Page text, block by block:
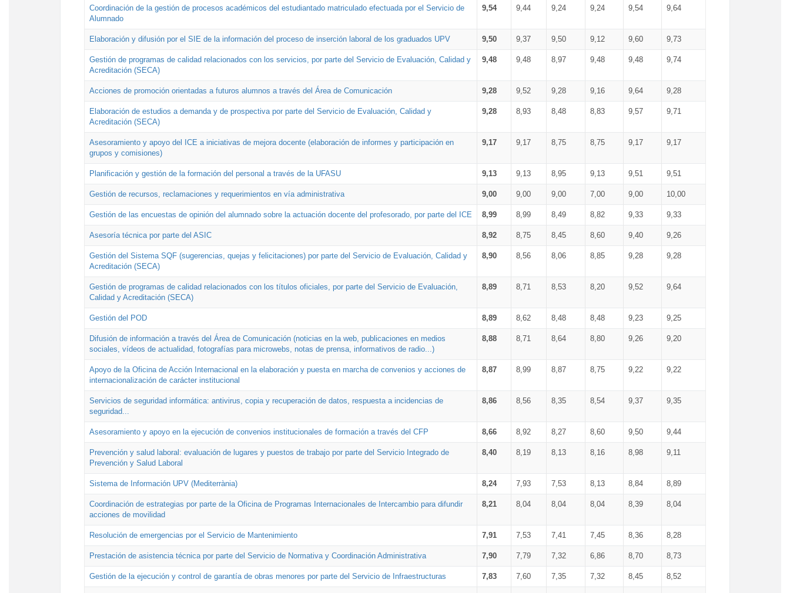
Coordinación de la gestión de procesos académicos del estudiantado matriculado efectuada por el Servicio de
Alumnado
9,54 9,44 9,24 9,24 9,54 9,64
Elaboración y difusión por el SIE de la información del proceso de inserción laboral de los graduados UPV 9,50 9,37 9,50 9,12 9,60 9,73
Gestión de programas de calidad relacionados con los servicios, por parte del Servicio de Evaluación, Calidad y
Acreditación (SECA)
9,48 9,48 8,97 9,48 9,48 9,74
Acciones de promoción orientadas a futuros alumnos a través del Área de Comunicación 9,28 9,52 9,28 9,16 9,64 9,28
Elaboración de estudios a demanda y de prospectiva por parte del Servicio de Evaluación, Calidad y
Acreditación (SECA)
9,28 8,93 8,48 8,83 9,57 9,71
Asesoramiento y apoyo del ICE a iniciativas de mejora docente (elaboración de informes y participación en
grupos y comisiones)
9,17 9,17 8,75 8,75 9,17 9,17
Planificación y gestión de la formación del personal a través de la UFASU 9,13 9,13 8,95 9,13 9,51 9,51
Gestión de recursos, reclamaciones y requerimientos en vía administrativa 9,00 9,00 9,00 7,00 9,00 10,00
Gestión de las encuestas de opinión del alumnado sobre la actuación docente del profesorado, por parte del ICE 8,99 8,99 8,49 8,82 9,33 9,33
Asesoría técnica por parte del ASIC 8,92 8,75 8,45 8,60 9,40 9,26
Gestión del Sistema SQF (sugerencias, quejas y felicitaciones) por parte del Servicio de Evaluación, Calidad y
Acreditación (SECA)
8,90 8,56 8,06 8,85 9,28 9,28
Gestión de programas de calidad relacionados con los títulos oficiales, por parte del Servicio de Evaluación,
Calidad y Acreditación (SECA)
8,89 8,71 8,53 8,20 9,52 9,64
Gestión del POD 8,89 8,62 8,48 8,48 9,23 9,25
Difusión de información a través del Área de Comunicación (noticias en la web, publicaciones en medios
sociales, vídeos de actualidad, fotografías para microwebs, notas de prensa, informativos de radio...)
8,88 8,71 8,64 8,80 9,26 9,20
Apoyo de la Oficina de Acción Internacional en la elaboración y puesta en marcha de convenios y acciones de
internacionalización de carácter institucional
8,87 8,99 8,87 8,75 9,22 9,22
Servicios de seguridad informática: antivirus, copia y recuperación de datos, respuesta a incidencias de
seguridad...
8,86 8,56 8,35 8,54 9,37 9,35
Asesoramiento y apoyo en la ejecución de convenios institucionales de formación a través del CFP 8,66 8,92 8,27 8,60 9,50 9,44
Prevención y salud laboral: evaluación de lugares y puestos de trabajo por parte del Servicio Integrado de
Prevención y Salud Laboral
8,40 8,19 8,13 8,16 8,98 9,11
Sistema de Información UPV (Mediterrània) 8,24 7,93 7,53 8,13 8,84 8,89
Coordinación de estrategias por parte de la Oficina de Programas Internacionales de Intercambio para difundir
acciones de movilidad
8,21 8,04 8,04 8,04 8,39 8,04
Resolución de emergencias por el Servicio de Mantenimiento 7,91 7,53 7,41 7,45 8,36 8,28
Prestación de asistencia técnica por parte del Servicio de Normativa y Coordinación Administrativa 7,90 7,79 7,32 6,86 8,70 8,73
Gestión de la ejecución y control de garantía de obras menores por parte del Servicio de Infraestructuras 7,83 7,60 7,35 7,32 8,45 8,52